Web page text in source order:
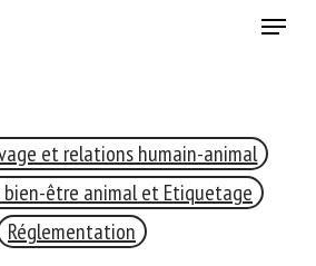
Menu
et relations humain-animal
être animal et Etiquetage
Réglementation
MOIS GRATUITEMENT
ACTUALITÉS SUR LE BIEN-ÊTRE
ANIMAL